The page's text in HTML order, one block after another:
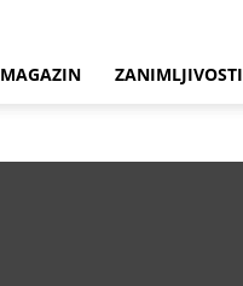
MAGAZIN ZANIMLJIVOSTI